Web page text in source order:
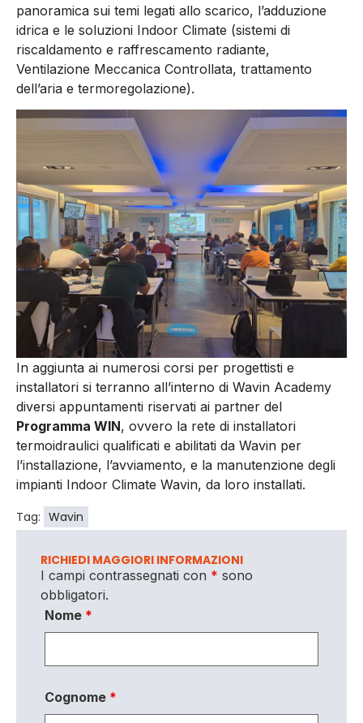
panoramica sui temi legati allo scarico, l’adduzione
idrica e le soluzioni Indoor Climate (sistemi di
riscaldamento e raffrescamento radiante,
Ventilazione Meccanica Controllata, trattamento
dell’aria e termoregolazione).
In aggiunta ai numerosi corsi per progettisti e
installatori si terranno all’interno di Wavin Academy
diversi appuntamenti riservati ai partner del
Programma WIN, ovvero la rete di installatori
termoidraulici qualificati e abilitati da Wavin per
l’installazione, l’avviamento, e la manutenzione degli
impianti Indoor Climate Wavin, da loro installati.
Tag: Wavin
RICHIEDI MAGGIORI INFORMAZIONI
I campi contrassegnati con * sono
obbligatori.
Nome *
Cognome *